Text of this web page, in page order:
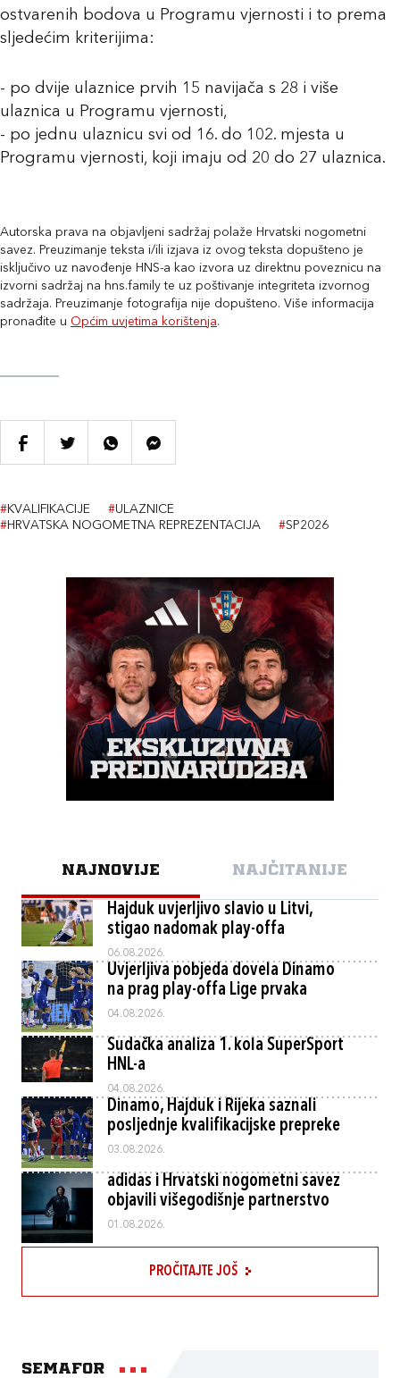
ostvarenih bodova u Programu vjernosti i to prema
sljedećim kriterijima:
- po dvije ulaznice prvih 15 navijača s 28 i više
ulaznica u Programu vjernosti,
- po jednu ulaznicu svi od 16. do 102. mjesta u
Programu vjernosti, koji imaju od 20 do 27 ulaznica.
Autorska prava na objavljeni sadržaj polaže Hrvatski nogometni
savez. Preuzimanje teksta i/ili izjava iz ovog teksta dopušteno je
isključivo uz navođenje HNS-a kao izvora uz direktnu poveznicu na
izvorni sadržaj na hns.family te uz poštivanje integriteta izvornog
sadržaja. Preuzimanje fotografija nije dopušteno. Više informacija
pronađite u Općim uvjetima korištenja.
#KVALIFIKACIJE #ULAZNICE
#HRVATSKA NOGOMETNA REPREZENTACIJA #SP2026
NAJNOVIJE NAJČITANIJE
Hajduk uvjerljivo slavio u Litvi,
stigao nadomak play-offa
06.08.2026.
Uvjerljiva pobjeda dovela Dinamo
na prag play-offa Lige prvaka
04.08.2026.
Sudačka analiza 1. kola SuperSport
HNL-a
04.08.2026.
Dinamo, Hajduk i Rijeka saznali
posljednje kvalifikacijske prepreke
03.08.2026.
adidas i Hrvatski nogometni savez
objavili višegodišnje partnerstvo
01.08.2026.
PROČITAJTE JOŠ
Semafor